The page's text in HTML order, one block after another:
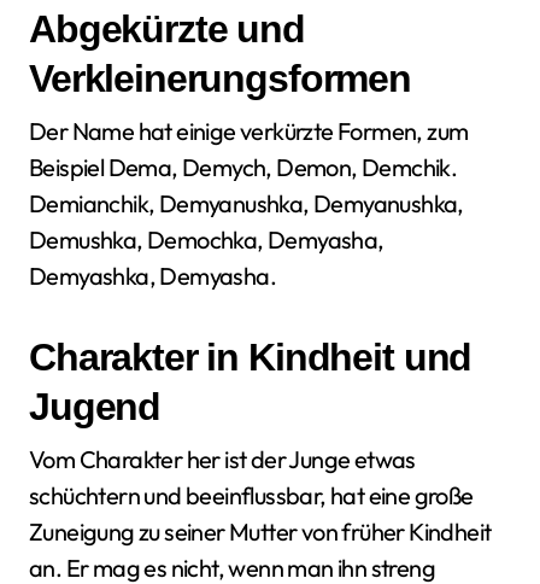
Abgekürzte und
Verkleinerungsformen
Der Name hat einige verkürzte Formen, zum
Beispiel Dema, Demych, Demon, Demchik.
Demianchik, Demyanushka, Demyanushka,
Demushka, Demochka, Demyasha,
Demyashka, Demyasha.
Charakter in Kindheit und
Jugend
Vom Charakter her ist der Junge etwas
schüchtern und beeinflussbar, hat eine große
Zuneigung zu seiner Mutter von früher Kindheit
an. Er mag es nicht, wenn man ihn streng